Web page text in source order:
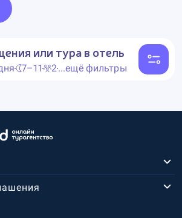
или тура в отель
7–11 2...ещё фильтры